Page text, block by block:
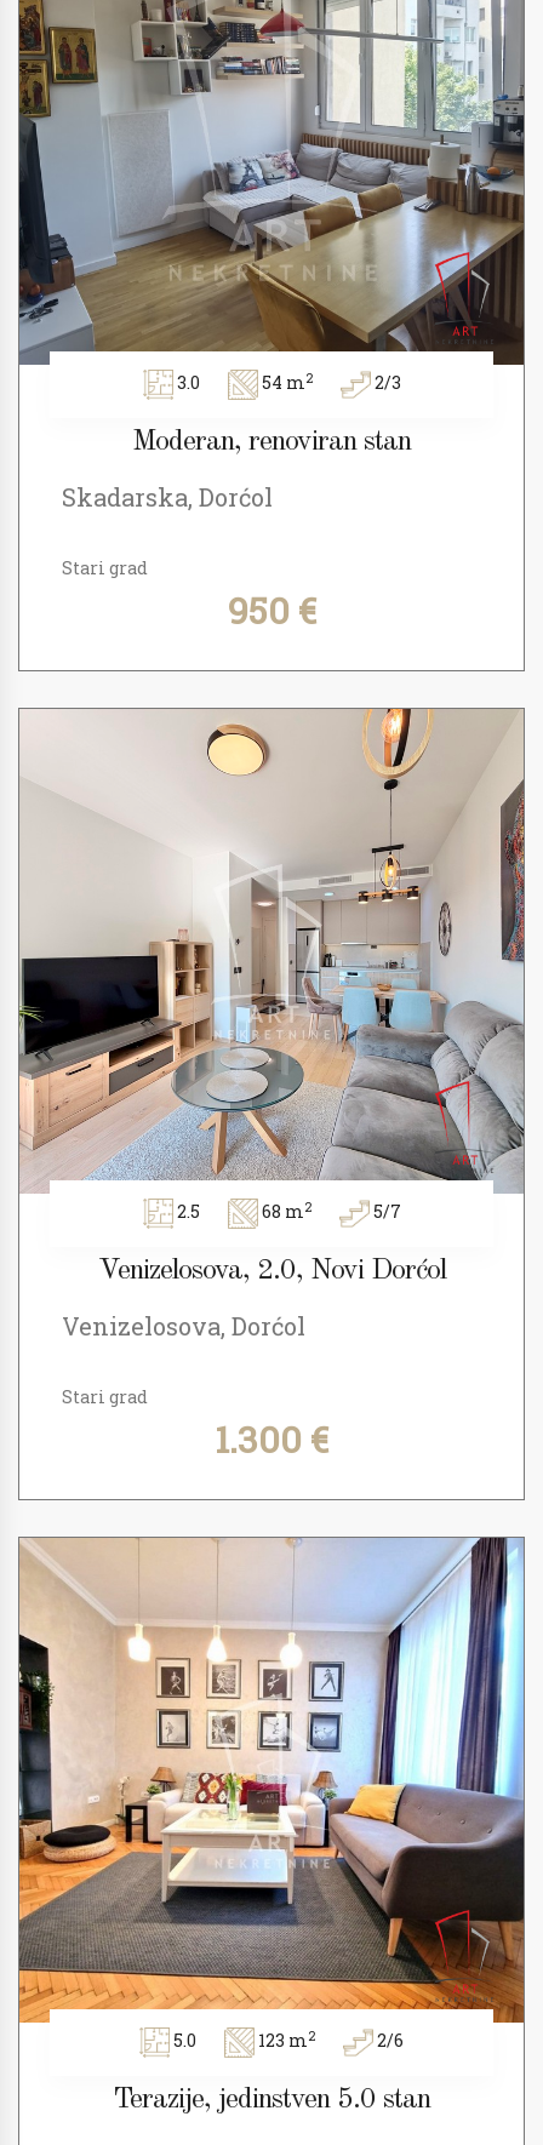
3.0 54 m2 2/3
Moderan, renoviran stan
Skadarska, Dorćol
Stari grad
950 €
2.5 68 m2 5/7
Venizelosova, 2.0, Novi Dorćol
Venizelosova, Dorćol
Stari grad
1.300 €
5.0 123 m2 2/6
Terazije, jedinstven 5.0 stan